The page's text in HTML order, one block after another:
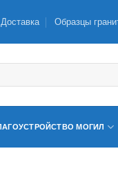
Доставка Образцы
МОГИЛ